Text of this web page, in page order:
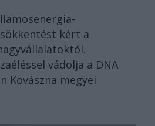
kért a
vádolja a DNA
Kovászna megyei